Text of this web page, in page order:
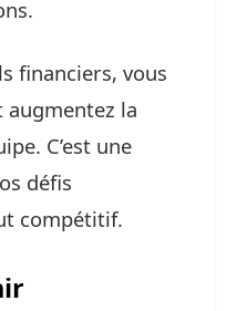
financiers, vous
augmentez la
C’est une
défis
compétitif.